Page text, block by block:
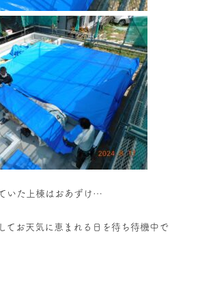
いた上棟はおあずけ…
てお天気に恵まれる日を待ち待機中で